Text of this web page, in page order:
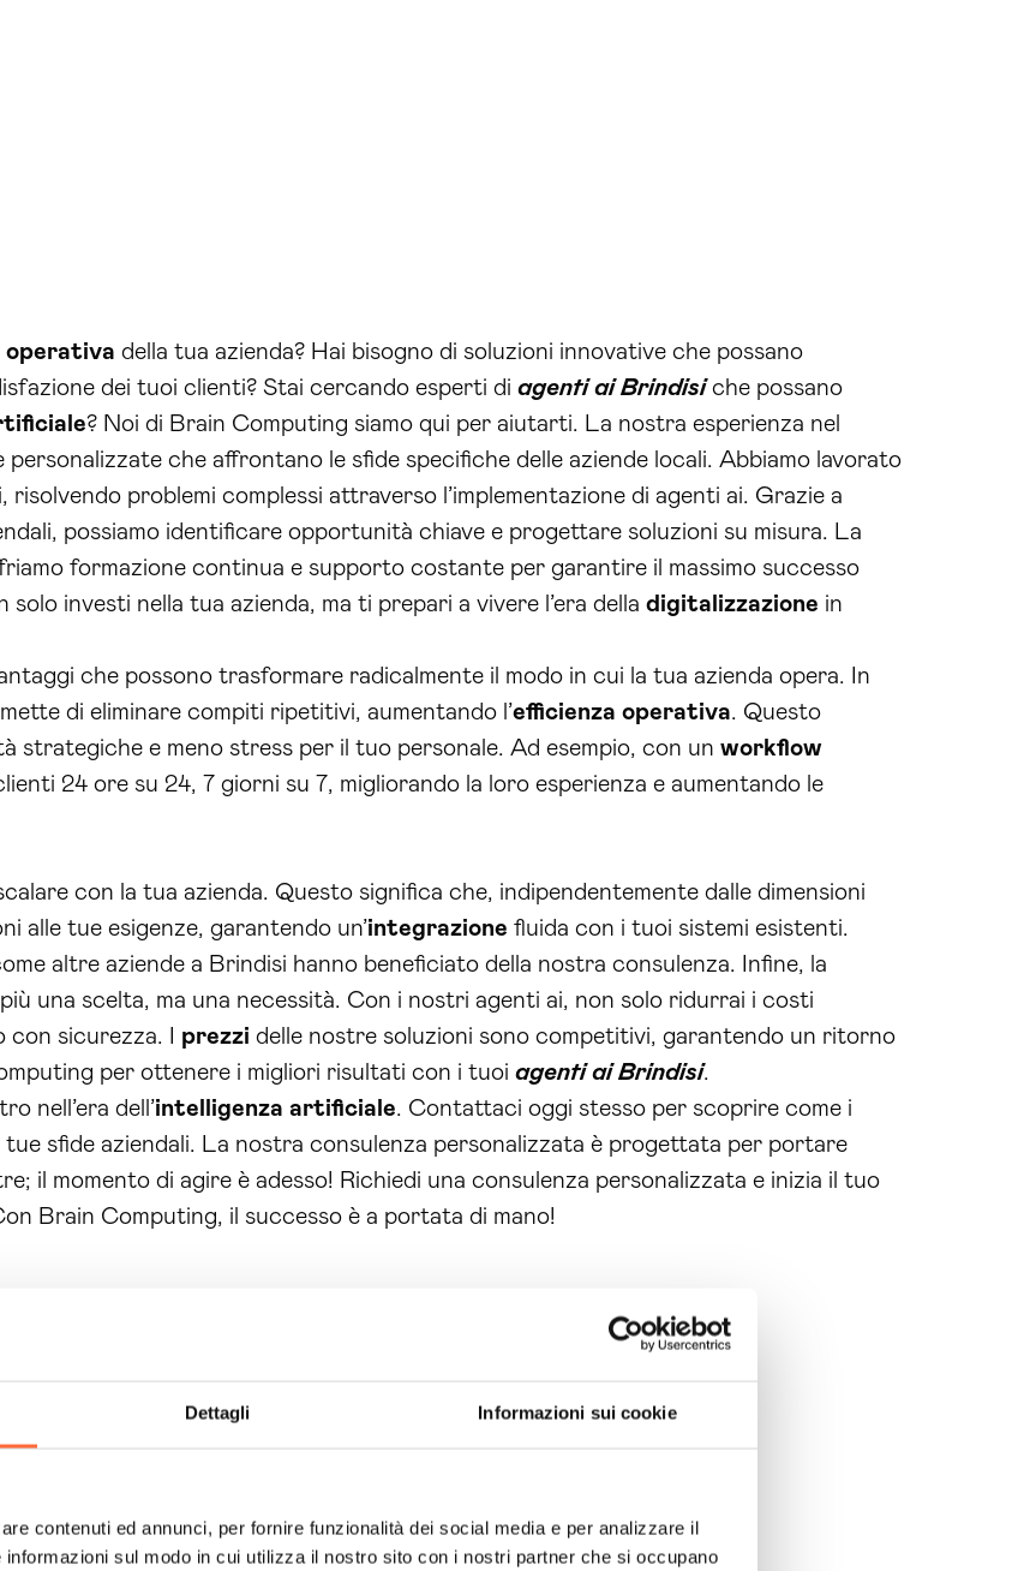
Dettagli Informazioni sui cookie
contenuti ed annunci, per fornire funzionalità dei social media e per analizzare il
sul modo in cui utilizza il nostro sito con i nostri partner che si occupano
operativa della tua azienda? Hai bisogno di soluzioni innovative che possano
dei tuoi clienti? Stai cercando esperti di agenti ai Brindisiche possano
? Noi di Brain Computing siamo qui per aiutarti. La nostra esperienza nel
che affrontano le sfide specifiche delle aziende locali. Abbiamo lavorato
problemi complessi attraverso l’implementazione di agenti ai. Grazie a
possiamo identificare opportunità chiave e progettare soluzioni su misura. La
formazione continua e supporto costante per garantire il massimo successo
investi nella tua azienda, ma ti prepari a vivere l’era della digitalizzazione in
che possono trasformare radicalmente il modo in cui la tua azienda opera. In
di eliminare compiti ripetitivi, aumentando l’efficienza operativa. Questo
strategiche e meno stress per il tuo personale. Ad esempio, con un workflow
24 ore su 24, 7 giorni su 7, migliorando la loro esperienza e aumentando le
con la tua azienda. Questo significa che, indipendentemente dalle dimensioni
alle tue esigenze, garantendo un’integrazione fluida con i tuoi sistemi esistenti.
altre aziende a Brindisi hanno beneficiato della nostra consulenza. Infine, la
una scelta, ma una necessità. Con i nostri agenti ai, non solo ridurrai i costi
sicurezza. I prezzi delle nostre soluzioni sono competitivi, garantendo un ritorno
per ottenere i migliori risultati con i tuoi agenti ai Brindisi.
nell’era dell’intelligenza artificiale. Contattaci oggi stesso per scoprire come i
sfide aziendali. La nostra consulenza personalizzata è progettata per portare
il momento di agire è adesso! Richiedi una consulenza personalizzata e inizia il tuo
Brain Computing, il successo è a portata di mano!